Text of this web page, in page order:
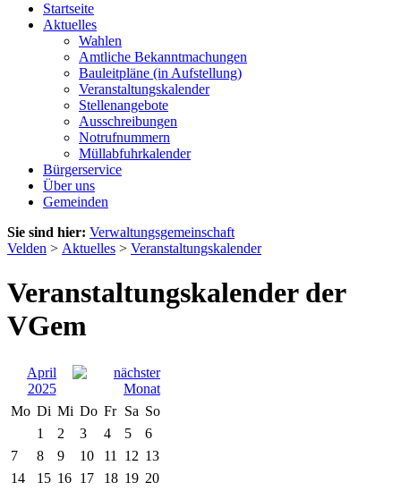
Startseite
Aktuelles
Wahlen
Amtliche Bekanntmachungen
Bauleitpläne (in Aufstellung)
Veranstaltungskalender
Stellenangebote
Ausschreibungen
Notrufnummern
Müllabfuhrkalender
Bürgerservice
Über uns
Gemeinden
Sie sind hier: Verwaltungsgemeinschaft
Velden > Aktuelles > Veranstaltungskalender
Veranstaltungskalender der
VGem
April
2025
Mo Di Mi Do Fr Sa So
1
2 3 4 5
6
7
8 9 10 11 12 13
14
15 16 17 18 19 20